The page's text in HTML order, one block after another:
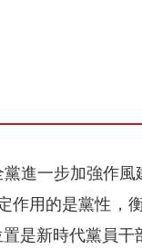
進一步加強作
用的是黨性，
是新時代黨員干